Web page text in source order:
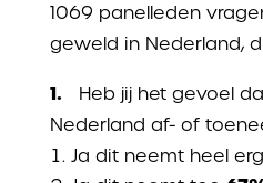
1069 panelleden
geweld in Nederland,
1. Heb jij het gevoel
Nederland af- of
Ja dit neemt heel